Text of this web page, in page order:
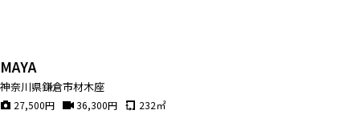
MAYA
神奈川県鎌倉市材木座
27,500円 36,300円 232㎡